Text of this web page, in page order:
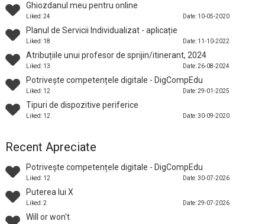
Ghiozdanul meu pentru online
Liked: 24 Date: 10-05-2020
Planul de Servicii Individualizat - aplicație
Liked: 18 Date: 11-10-2022
Atribuțiile unui profesor de sprijin/itinerant, 2024
Liked: 13 Date: 26-08-2024
Potrivește competențele digitale - DigCompEdu
Liked: 12 Date: 29-01-2025
Tipuri de dispozitive periferice
Liked: 12 Date: 30-09-2020
Recent Apreciate
Potrivește competențele digitale - DigCompEdu
Liked: 12 Date: 30-07-2026
Puterea lui X
Liked: 2 Date: 29-07-2026
Will or won't